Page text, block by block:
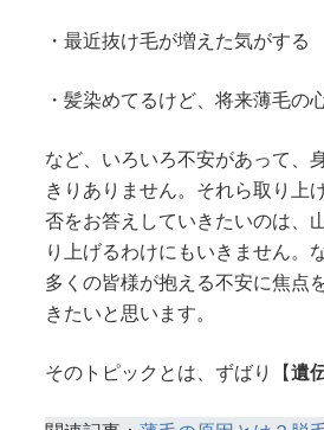
・最近抜け毛が増えた気がする
・髪染めてるけど、将来薄毛の
など、いろいろ不安があって、
きりありません。それら取り上
否をお答えしていきたいのは、
り上げるわけにもいきません。
多くの皆様が抱える不安に焦点
きたいと思います。
そのトピックとは、ずばり【遺